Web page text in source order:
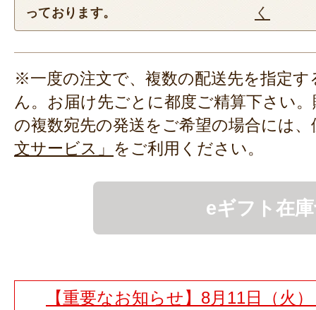
っております。
く
※一度の注文で、複数の配送先を指定
ん。お届け先ごとに都度ご精算下さい
の複数宛先の発送をご希望の場合には、
文サービス」 をご利用ください。
eギフト在
【重要なお知らせ】8月11日（火